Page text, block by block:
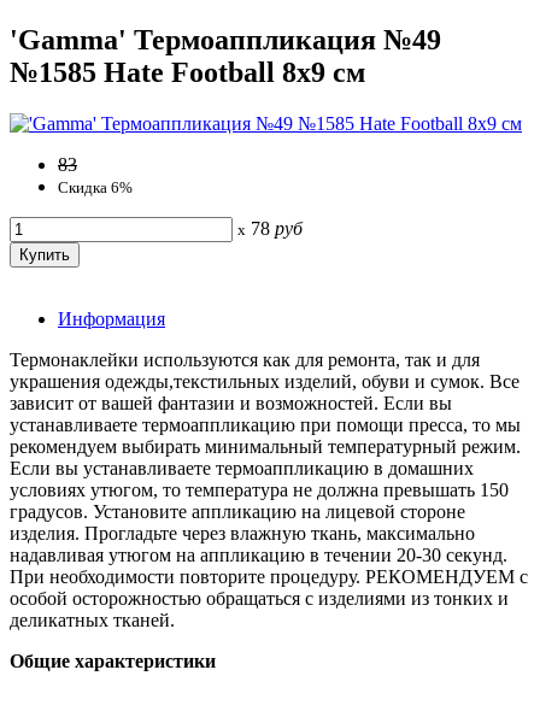
'Gamma' Термоаппликация №49
№1585 Hate Football 8х9 см
83
Скидка 6%
x 78 руб
Информация
Термонаклейки используются как для ремонта, так и для
украшения одежды,текстильных изделий, обуви и сумок. Все
зависит от вашей фантазии и возможностей. Если вы
устанавливаете термоаппликацию при помощи пресса, то мы
рекомендуем выбирать минимальный температурный режим.
Если вы устанавливаете термоаппликацию в домашних
условиях утюгом, то температура не должна превышать 150
градусов. Установите аппликацию на лицевой стороне
изделия. Прогладьте через влажную ткань, максимально
надавливая утюгом на аппликацию в течении 20-30 секунд.
При необходимости повторите процедуру. РЕКОМЕНДУЕМ с
особой осторожностью обращаться с изделиями из тонких и
деликатных тканей.
Общие характеристики